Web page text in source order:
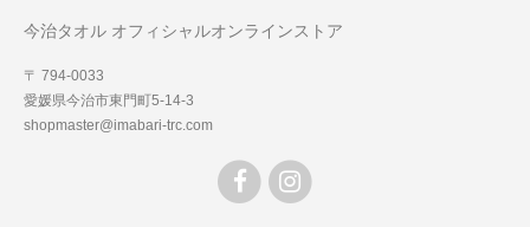
今治タオル オフィシャルオンラインストア
〒 794-0033
愛媛県今治市東門町5-14-3
shopmaster@imabari-trc.com